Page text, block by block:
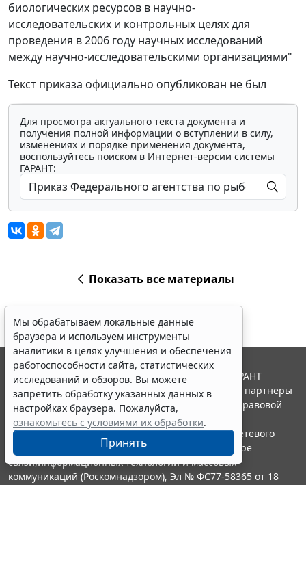
биологических ресурсов в научно-
исследовательских и контрольных целях для
проведения в 2006 году научных исследований
между научно-исследовательскими организациями"
Текст приказа официально опубликован не был
Для просмотра актуального текста документа и
получения полной информации о вступлении в силу,
изменениях и порядке применения документа,
воспользуйтесь поиском в Интернет-версии системы
ГАРАНТ:
Показать все материалы
Мы обрабатываем локальные данные
браузера и используем инструменты
аналитики в целях улучшения и обеспечения
работоспособности сайта, статистических
исследований и обзоров. Вы можете
запретить обработку указанных данных в
настройках браузера. Пожалуйста,
ознакомьтесь с условиями их обработки.
Принять
© ООО "НПП "ГАРАНТ-СЕРВИС", 2026. Система ГАРАНТ
выпускается с 1990 года. Компания "Гарант" и ее партнеры
являются участниками Российской ассоциации правовой
информации ГАРАНТ.
Портал ГАРАНТ.РУ зарегистрирован в качестве сетевого
издания Федеральной службой по надзору в сфере
связи,информационных технологий и массовых
коммуникаций (Роскомнадзором), Эл № ФС77-58365 от 18